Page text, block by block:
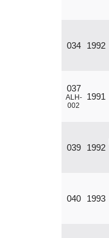
034 1992
037
ALH-
002
1991
039 1992
040 1993